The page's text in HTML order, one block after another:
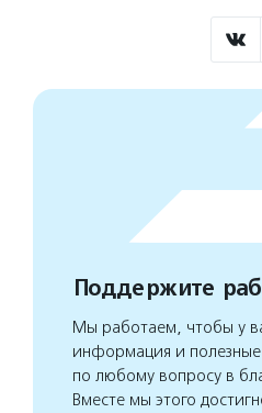
Поддержите
Мы работаем, чтобы у
информация и
по любому вопросу в
Вместе мы этого